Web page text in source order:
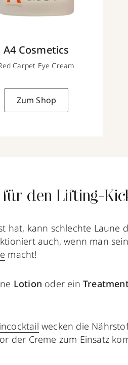
A4 Cosmetics
Carpet Eye Cream
Zum Shop
den Lifting-
hat, kann schlechte Laune
auch, wenn man
macht!
Lotion oder ein
wecken die
der Creme zum Einsatz